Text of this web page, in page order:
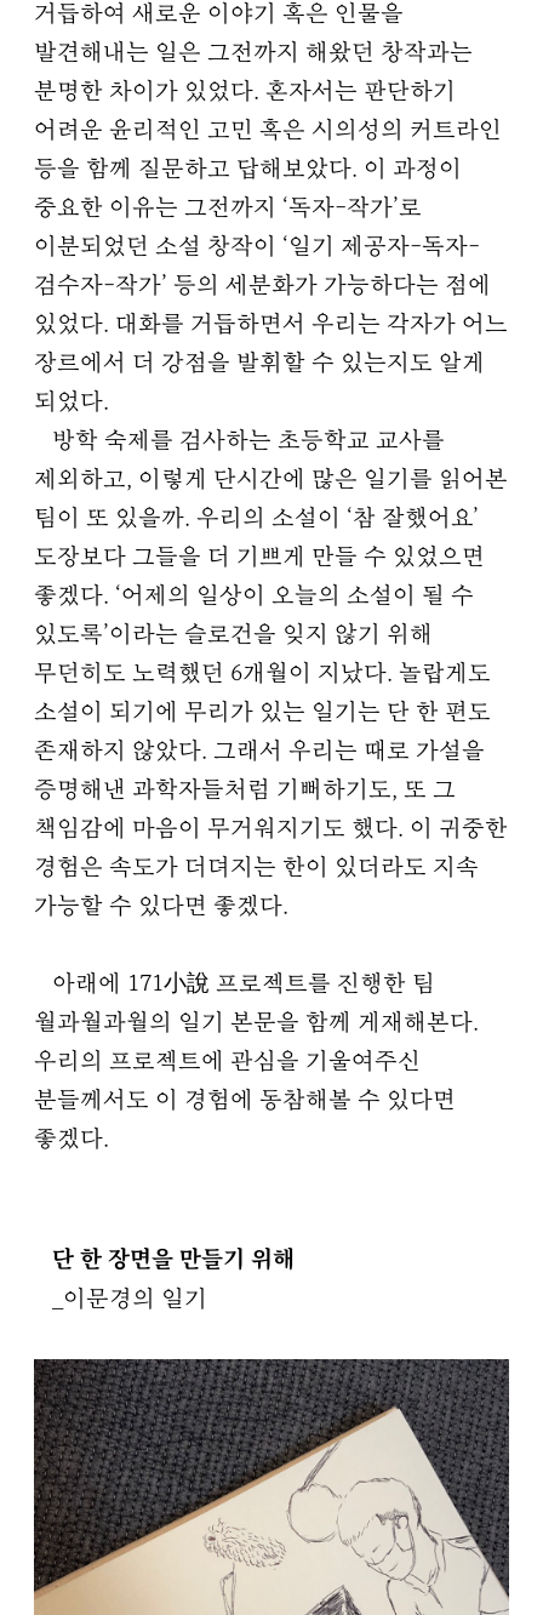
거듭하여 새로운 이야기 혹은 인물을
발견해내는 일은 그전까지 해왔던 창작과는
분명한 차이가 있었다. 혼자서는 판단하기
어려운 윤리적인 고민 혹은 시의성의 커트라인
등을 함께 질문하고 답해보았다. 이 과정이
중요한 이유는 그전까지 ‘독자-작가’로
이분되었던 소설 창작이 ‘일기 제공자-독자-
검수자-작가’ 등의 세분화가 가능하다는 점에
있었다. 대화를 거듭하면서 우리는 각자가 어느
장르에서 더 강점을 발휘할 수 있는지도 알게
되었다.
방학 숙제를 검사하는 초등학교 교사를
제외하고, 이렇게 단시간에 많은 일기를 읽어본
팀이 또 있을까. 우리의 소설이 ‘참 잘했어요’
도장보다 그들을 더 기쁘게 만들 수 있었으면
좋겠다. ‘어제의 일상이 오늘의 소설이 될 수
있도록’이라는 슬로건을 잊지 않기 위해
무던히도 노력했던 6개월이 지났다. 놀랍게도
소설이 되기에 무리가 있는 일기는 단 한 편도
존재하지 않았다. 그래서 우리는 때로 가설을
증명해낸 과학자들처럼 기뻐하기도, 또 그
책임감에 마음이 무거워지기도 했다. 이 귀중한
경험은 속도가 더뎌지는 한이 있더라도 지속
가능할 수 있다면 좋겠다.
아래에 171小說 프로젝트를 진행한 팀
월과월과월의 일기 본문을 함께 게재해본다.
우리의 프로젝트에 관심을 기울여주신
분들께서도 이 경험에 동참해볼 수 있다면
좋겠다.
단 한 장면을 만들기 위해
_이문경의 일기